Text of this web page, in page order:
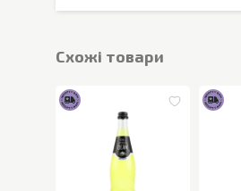
Cхожі товари